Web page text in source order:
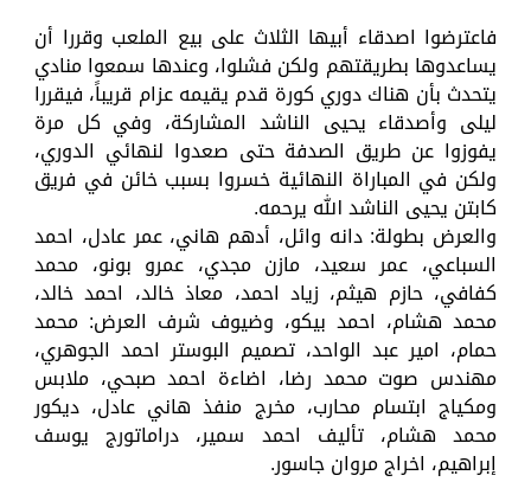
فاعترضوا اصدقاء أبيها الثلاث على بيع الملعب وقررا أن
يساعدوها بطريقتهم ولكن فشلوا، وعندها سمعوا منادي
يتحدث بأن هناك دوري كورة قدم يقيمه عزام قريباً، فيقررا
ليلى وأصدقاء يحيى الناشد المشاركة، وفي كل مرة
يفوزوا عن طريق الصدفة حتى صعدوا لنهائي الدوري،
ولكن في المباراة النهائية خسروا بسبب خائن في فريق
كابتن يحيى الناشد الله يرحمه.
والعرض بطولة: دانه وائل، أدهم هاني، عمر عادل، احمد
السباعي، عمر سعيد، مازن مجدي، عمرو بونو، محمد
كفافي، حازم هيثم، زياد احمد، معاذ خالد، احمد خالد،
محمد هشام، احمد بيكو، وضيوف شرف العرض: محمد
حمام، امير عبد الواحد، تصميم البوستر احمد الجوهري،
مهندس صوت محمد رضا، اضاءة احمد صبحي، ملابس
ومكياج ابتسام محارب، مخرج منفذ هاني عادل، ديكور
محمد هشام، تأليف احمد سمير، دراماتورج يوسف
إبراهيم، اخراج مروان جاسور.